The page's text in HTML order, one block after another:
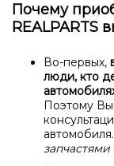
Почему
REALPARTS
Во-первых,
люди, кто
Поэтому Вы